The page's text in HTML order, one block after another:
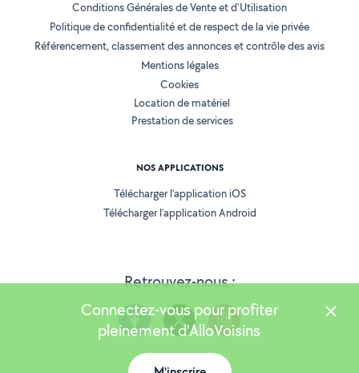
Retrouvez-nous :
Conditions Générales de Vente et d'Utilisation
Politique de confidentialité et de respect de la vie privée
Référencement, classement des annonces et contrôle des avis
Mentions légales
Cookies
Location de matériel
Prestation de services
NOS APPLICATIONS
Télécharger l’application iOS
Télécharger l’application Android
Connectez-vous pour profiter
pleinement d'AlloVoisins